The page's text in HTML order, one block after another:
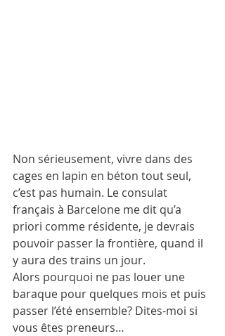
Non sérieusement, vivre dans des
cages en lapin en béton tout seul,
c’est pas humain. Le consulat
français à Barcelone me dit qu’a
priori comme résidente, je devrais
pouvoir passer la frontière, quand il
y aura des trains un jour.
Alors pourquoi ne pas louer une
baraque pour quelques mois et puis
passer l’été ensemble? Dites-moi si
vous êtes preneurs…